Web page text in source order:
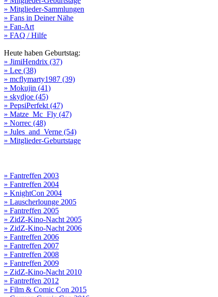
» Mitglieder-Sammlungen
» Fans in Deiner Nähe
» Fan-Art
» FAQ / Hilfe
Heute haben Geburtstag:
» JimiHendrix (37)
» Lee (38)
» mcflymarty1987 (39)
» Mokujin (41)
» skydjoe (45)
» PepsiPerfekt (47)
» Matze_Mc_Fly (47)
» Norrec (48)
» Jules_and_Verne (54)
» Mitglieder-Geburtstage
» Fantreffen 2003
» Fantreffen 2004
» KnightCon 2004
» Lauscherlounge 2005
» Fantreffen 2005
» ZidZ-Kino-Nacht 2005
» ZidZ-Kino-Nacht 2006
» Fantreffen 2006
» Fantreffen 2007
» Fantreffen 2008
» Fantreffen 2009
» ZidZ-Kino-Nacht 2010
» Fantreffen 2012
» Film & Comic Con 2015